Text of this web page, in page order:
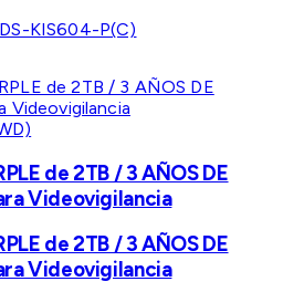
DS-KIS604-P(C)
de 2TB / 3 AÑOS DE
Videovigilancia
de 2TB / 3 AÑOS DE
Videovigilancia